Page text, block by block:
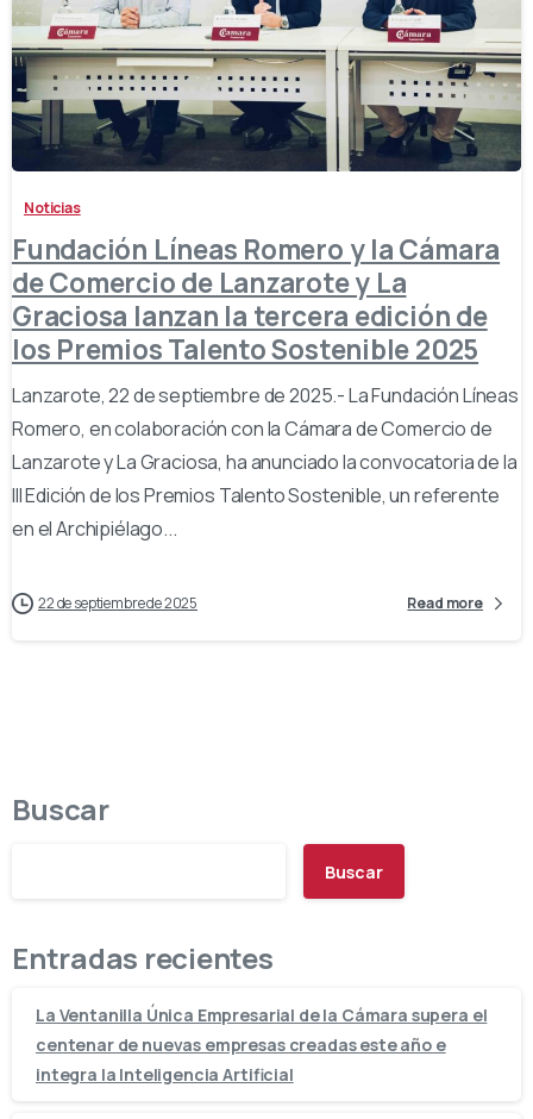
-
Noticias
Fundación Líneas Romero y la Cámara
de Comercio de Lanzarote y La
Graciosa lanzan la tercera edición de
los Premios Talento Sostenible 2025
Lanzarote, 22 de septiembre de 2025.- La Fundación Líneas
Romero, en colaboración con la Cámara de Comercio de
Lanzarote y La Graciosa, ha anunciado la convocatoria de la
III Edición de los Premios Talento Sostenible, un referente
en el Archipiélago...
22 de septiembre de 2025 Read more
Buscar
Buscar
Entradas recientes
La Ventanilla Única Empresarial de la Cámara supera el
centenar de nuevas empresas creadas este año e
integra la Inteligencia Artificial